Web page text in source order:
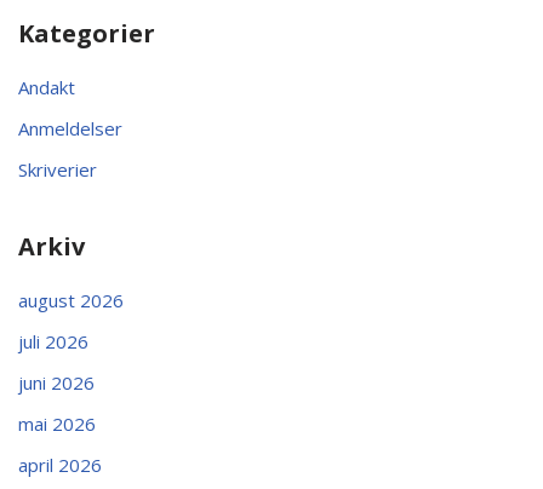
Kategorier
Andakt
Anmeldelser
Skriverier
Arkiv
august 2026
juli 2026
juni 2026
mai 2026
april 2026